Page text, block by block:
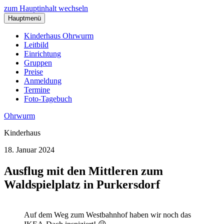
zum Hauptinhalt wechseln
Hauptmenü
Kinderhaus Ohrwurm
Leitbild
Einrichtung
Gruppen
Preise
Anmeldung
Termine
Foto-Tagebuch
Ohrwurm
Kinderhaus
18. Januar 2024
Ausflug mit den Mittleren zum
Waldspielplatz in Purkersdorf
Auf dem Weg zum Westbahnhof haben wir noch das